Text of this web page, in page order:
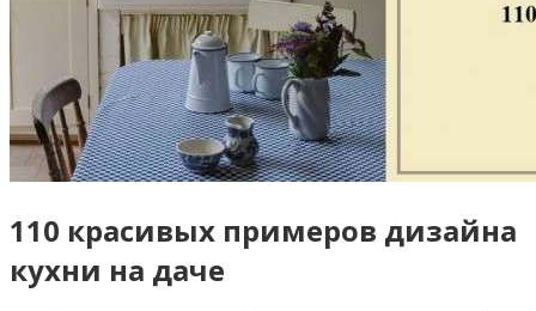
110 красивых примеров дизайна
кухни на даче